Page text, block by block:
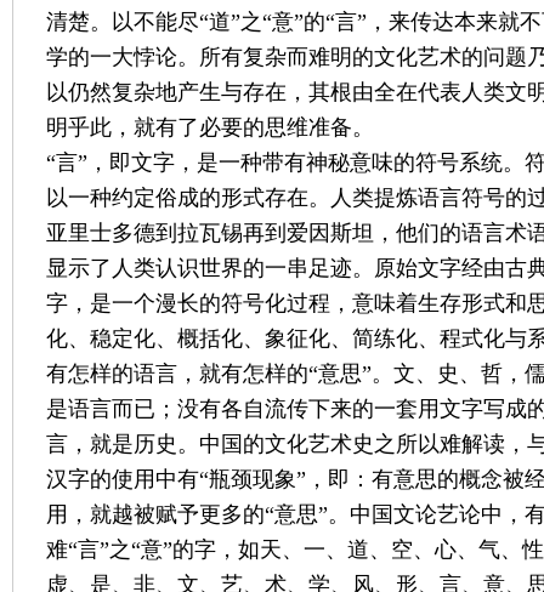
清楚。以不能尽“道”之“意”的“言”，来传达本来就
学的一大悖论。所有复杂而难明的文化艺术的问题
以仍然复杂地产生与存在，其根由全在代表人类文
明乎此，就有了必要的思维准备。
“言”，即文字，是一种带有神秘意味的符号系统。
以一种约定俗成的形式存在。人类提炼语言符号的
亚里士多德到拉瓦锡再到爱因斯坦，他们的语言术
显示了人类认识世界的一串足迹。原始文字经由古
字，是一个漫长的符号化过程，意味着生存形式和
化、稳定化、概括化、象征化、简练化、程式化与
有怎样的语言，就有怎样的“意思”。文、史、哲，
是语言而已；没有各自流传下来的一套用文字写成
言，就是历史。中国的文化艺术史之所以难解读，
汉字的使用中有“瓶颈现象”，即：有意思的概念被
用，就越被赋予更多的“意思”。中国文论艺论中，
难“言”之“意”的字，如天、一、道、空、心、气、
虚、是、非、文、艺、术、学、风、形、言、意、